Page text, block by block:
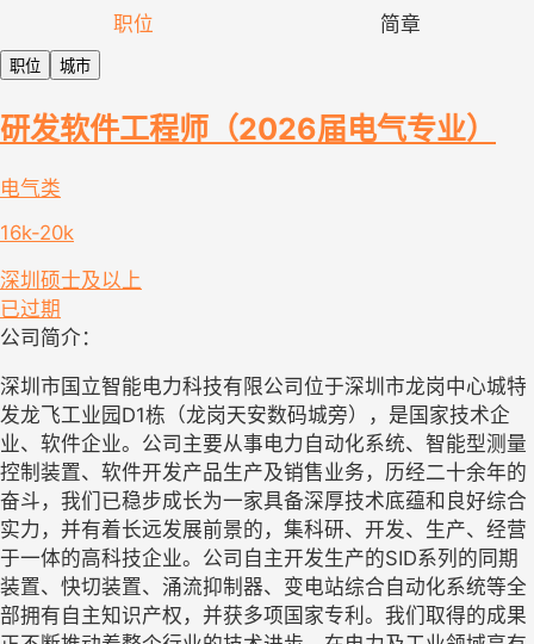
职位 简章
职位 城市
研发软件工程师（2026届电气专业）
电气类
16k-20k
深圳 硕士及以上
已过期
公司简介：
深圳市国立智能电力科技有限公司位于深圳市龙岗中心城特
发龙飞工业园D1栋（龙岗天安数码城旁），是国家技术企
业、软件企业。公司主要从事电力自动化系统、智能型测量
控制装置、软件开发产品生产及销售业务，历经二十余年的
奋斗，我们已稳步成长为一家具备深厚技术底蕴和良好综合
实力，并有着长远发展前景的，集科研、开发、生产、经营
于一体的高科技企业。公司自主开发生产的SID系列的同期
装置、快切装置、涌流抑制器、变电站综合自动化系统等全
部拥有自主知识产权，并获多项国家专利。我们取得的成果